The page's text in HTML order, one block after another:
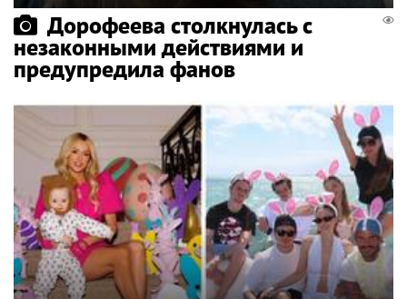
Дорофеева столкнулась с
незаконными действиями и
предупредила фанов